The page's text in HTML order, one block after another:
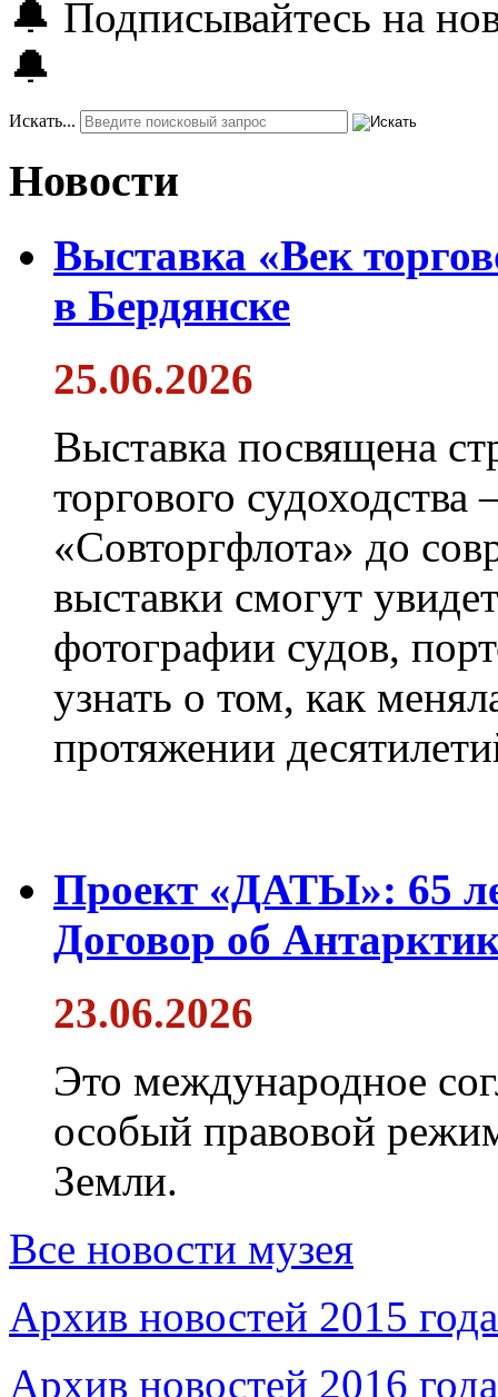
🔔 Подписывайтесь на
🔔
Искать...
Новости
Выставка «Век
в Бердянске
25.06.2026
Выставка посвящена
торгового
«Совторгфлота» до
выставки смогут
фотографии судов,
узнать о том, как
протяжении
Проект «ДАТЫ»: 65
Договор об
23.06.2026
Это международное
особый правовой
Земли.
Все новости музея
Архив новостей 2015 года
Архив новостей 2016 года